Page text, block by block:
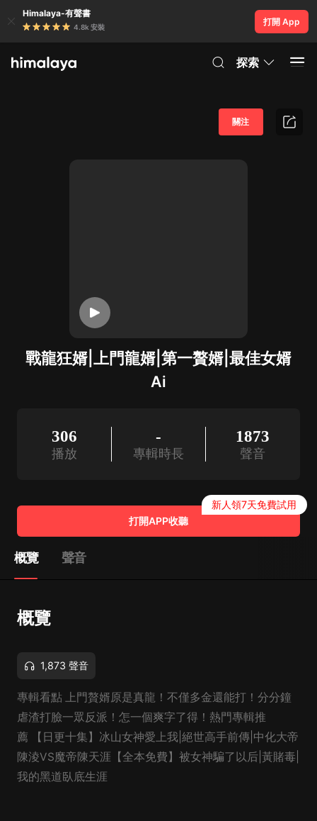
Himalaya-有聲書
4.8k 安裝
打開 App
探索
戰龍狂婿|上門龍婿|第一贅婿|最佳女婿
Ai
關注
306
播放
-
專輯時長
1873
聲音
打開APP收聽
新人領7天免費試用
概覽 聲音
概覽
1,873 聲音
專輯看點 上門贅婿原是真龍！不僅多金還能打！分分鐘
虐渣打臉一眾反派！怎一個爽字了得！熱門專輯推
薦 【日更十集】冰山女神愛上我|絕世高手前傳|中化大帝
陳淩VS魔帝陳天涯【全本免費】被女神騙了以后|黃賭毒|
我的黑道臥底生涯